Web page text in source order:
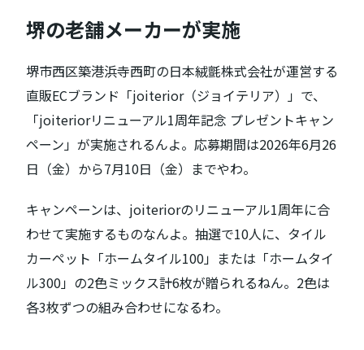
堺の老舗メーカーが実施
堺市西区築港浜寺西町の日本絨氈株式会社が運営する
直販ECブランド「joiterior（ジョイテリア）」で、
「joiteriorリニューアル1周年記念 プレゼントキャン
ペーン」が実施されるんよ。応募期間は2026年6月26
日（金）から7月10日（金）までやわ。
キャンペーンは、joiteriorのリニューアル1周年に合
わせて実施するものなんよ。抽選で10人に、タイル
カーペット「ホームタイル100」または「ホームタイ
ル300」の2色ミックス計6枚が贈られるねん。2色は
各3枚ずつの組み合わせになるわ。